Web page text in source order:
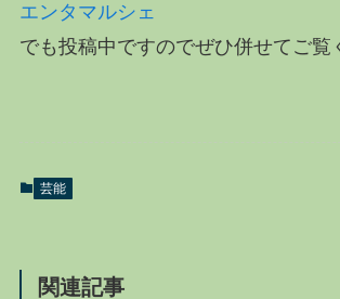
エンタマルシェ
でも投稿中ですのでぜひ併せてご覧
芸能
関連記事